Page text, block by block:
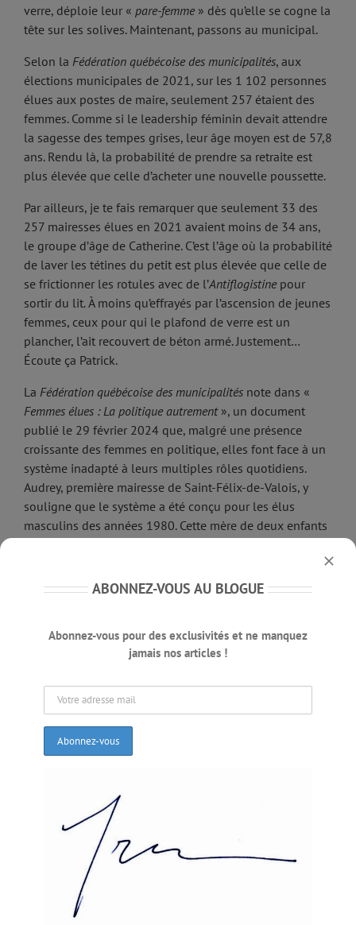
verre, déploie leur « pare-femme » dès qu’elle se cogne la
tête sur les solives. Maintenant, passons au municipal.
Selon la Fédération québécoise des municipalités, aux
élections municipales de 2021, sur les 1 102 personnes
élues aux postes de maire, seulement 257 étaient des
femmes. Comme si le leadership féminin devait attendre
la sagesse des tempes grises, leur âge moyen est de 57,8
ans. Rendu là, la probabilité de prendre sa retraite est
plus élevée que celle d’acheter une nouvelle poussette.
Par ailleurs, je te fais remarquer que seulement 33 des
257 mairesses élues en 2021 avaient moins de 34 ans,
le groupe d’âge de Catherine. C’est l’âge où la probabilité
de laver les tétines du petit est plus élevée que celle de
se frictionner les rotules avec de l’Antiflogistine pour
sortir du lit.À moins qu’effrayés par l’ascension de jeunes
femmes, ceux pour qui le plafond de verre est un
plancher, l’ait recouvert de béton armé. Justement…
Écoute ça Patrick.
La Fédération québécoise des municipalités note dans «
Femmes élues : La politique autrement», un document
publié le 29 février 2024 que, malgré une présence
croissante des femmes en politique, elles font face à un
système inadapté à leurs multiples rôles quotidiens.
Audrey, première mairesse de Saint-Félix-de-Valois, y
souligne que le système a été conçu pour les élus
masculins des années 1980. Cette mère de deux enfants
conciliant. Je t’entends conclure que cette fonction serait
Ceci dit, mon cher Patrick… la probabilité que nous ayons
croisé une élue enceinte au Québec est très mince. Oui, il
Marie-Ève, Marwah et Madwa-Nika. Néanmoins, comme
en politique, tant au niveau fédéral, provincial que
municipal, ont largement dépassé 40 ans, l’âge quasi-
imperturbable.
Réjouissons-nous de ce beau cadeau que nous fait
Catherine. On n’a jamais autant eu besoin de bébés. La
fécondité a atteint un niveau historiquement bas au
Québec en 2024, soit de 1,34 enfant par femme. Nous
savons, toi et moi, que pour se renouveler, ce taux doit
ABONNEZ-VOUS AU BLOGUE
Abonnez-vous pour des exclusivités et ne manquez
jamais nos articles !